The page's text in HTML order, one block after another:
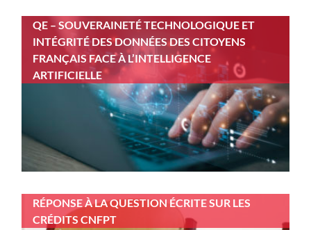
QE – SOUVERAINETÉ TECHNOLOGIQUE ET
INTÉGRITÉ DES DONNÉES DES CITOYENS
FRANÇAIS FACE À L’INTELLIGENCE
ARTIFICIELLE
RÉPONSE À LA QUESTION ÉCRITE SUR LES
CRÉDITS CNFPT